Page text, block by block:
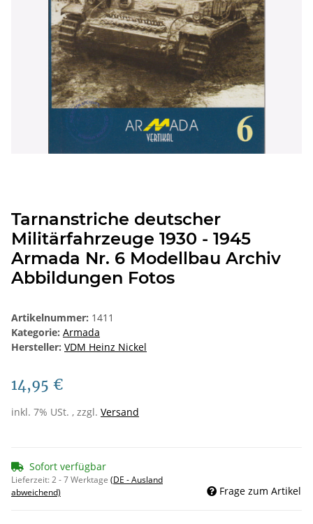
Tarnanstriche deutscher
Militärfahrzeuge 1930 - 1945
Armada Nr. 6 Modellbau Archiv
Abbildungen Fotos
Artikelnummer: 1411
Kategorie: Armada
Hersteller: VDM Heinz Nickel
14,95 €
inkl. 7% USt. , zzgl. Versand
Sofort verfügbar
Lieferzeit:2 - 7 Werktage (DE - Ausland
abweichend)
Frage zum Artikel